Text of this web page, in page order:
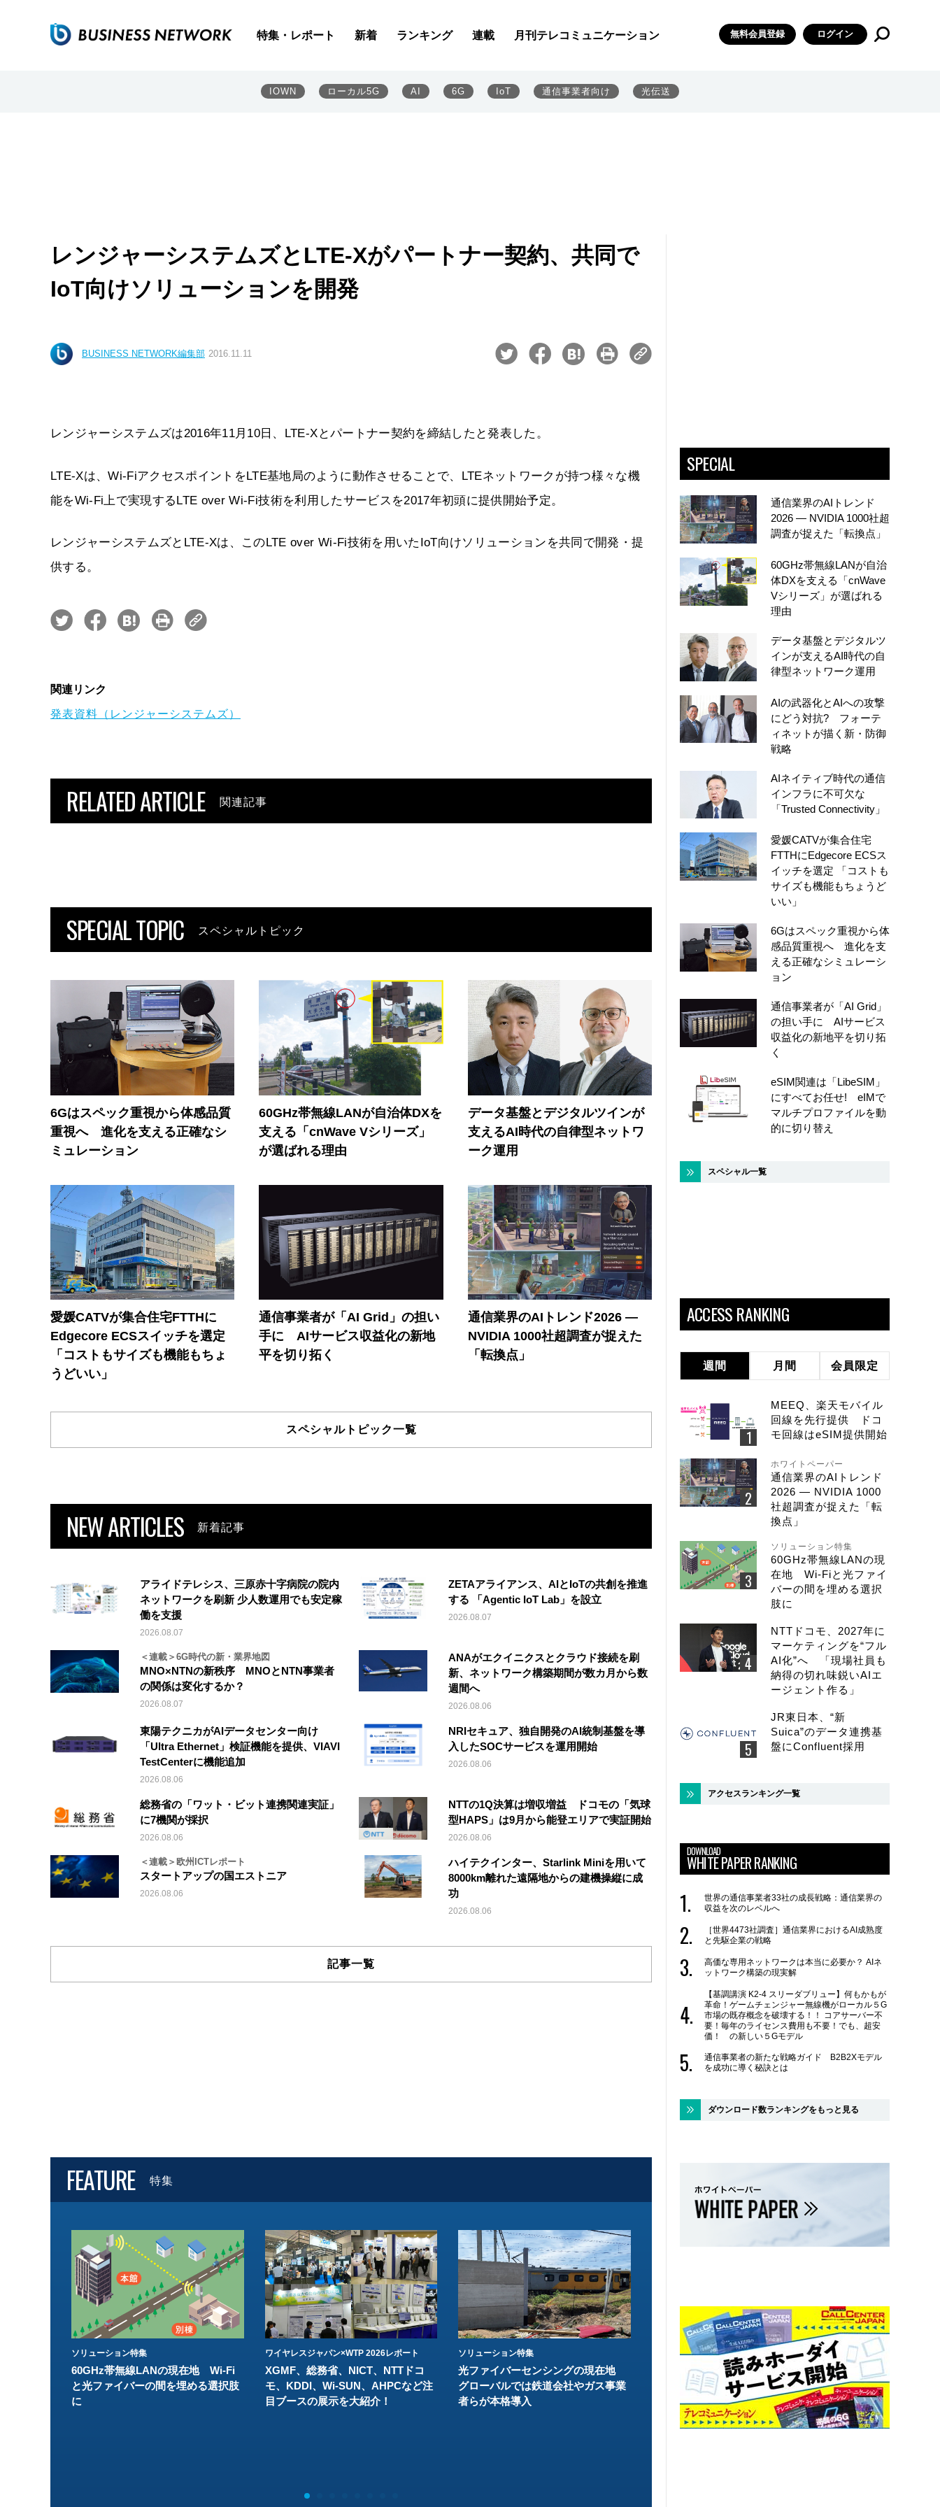
特集・レポート 新着 ランキング 連載 月刊テレコミュニケーション 無料会員登録 ログイン
IOWN ローカル5G AI 6G IoT 通信事業者向け 光伝送
レンジャーシステムズとLTE-Xがパートナー契約、共同で
IoT向けソリューションを開発
BUSINESS NETWORK編集部 2016.11.11
レンジャーシステムズは2016年11月10日、LTE-Xとパートナー契約を締結したと発表した。
LTE-Xは、Wi-FiアクセスポイントをLTE基地局のように動作させることで、LTEネットワークが持つ様々な機
能をWi-Fi上で実現するLTE over Wi-Fi技術を利用したサービスを2017年初頭に提供開始予定。
レンジャーシステムズとLTE-Xは、このLTE over Wi-Fi技術を用いたIoT向けソリューションを共同で開発・提
供する。
関連リンク
発表資料（レンジャーシステムズ）
RELATED ARTICLE 関連記事
SPECIAL TOPIC スペシャルトピック
6Gはスペック重視から体感品質
重視へ 進化を支える正確なシ
ミュレーション
60GHz帯無線LANが自治体DXを
支える「cnWave Vシリーズ」
が選ばれる理由
データ基盤とデジタルツインが
支えるAI時代の自律型ネットワ
ーク運用
愛媛CATVが集合住宅FTTHに
Edgecore ECSスイッチを選定
「コストもサイズも機能もちょ
うどいい」
通信事業者が「AI Grid」の担い
手に AIサービス収益化の新地
平を切り拓く
通信業界のAIトレンド2026 ―
NVIDIA 1000社超調査が捉えた
「転換点」
スペシャルトピック一覧
NEW ARTICLES 新着記事
アライドテレシス、三原赤十字病院の院内
ネットワークを刷新 少人数運用でも安定稼
働を支援
2026.08.07
ZETAアライアンス、AIとIoTの共創を推進
する 「Agentic IoT Lab」を設立
2026.08.07
＜連載＞6G時代の新・業界地図
MNO×NTNの新秩序 MNOとNTN事業者
の関係は変化するか？
2026.08.07
ANAがエクイニクスとクラウド接続を刷
新、ネットワーク構築期間が数カ月から数
週間へ
2026.08.06
東陽テクニカがAIデータセンター向け
「Ultra Ethernet」検証機能を提供、VIAVI
TestCenterに機能追加
2026.08.06
NRIセキュア、独自開発のAI統制基盤を導
入したSOCサービスを運用開始
2026.08.06
総務省の「ワット・ビット連携関連実証」
に7機関が採択
2026.08.06
NTTの1Q決算は増収増益 ドコモの「気球
型HAPS」は9月から能登エリアで実証開始
2026.08.06
＜連載＞欧州ICTレポート
スタートアップの国エストニア
2026.08.06
ハイテクインター、Starlink Miniを用いて
8000km離れた遠隔地からの建機操縦に成
功
2026.08.06
記事一覧
FEATURE 特集
ソリューション特集
60GHz帯無線LANの現在地 Wi-Fi
と光ファイバーの間を埋める選択肢
に
ワイヤレスジャパン×WTP 2026レポート
XGMF、総務省、NICT、NTTドコ
モ、KDDI、Wi-SUN、AHPCなど注
目ブースの展示を大紹介！
ソリューション特集
光ファイバーセンシングの現在地
グローバルでは鉄道会社やガス事業
者らが本格導入
ソリューション特集
イーサネットで作るGPUネットワー
ク 間近に迫る1.6TbE時代とローカ
ルLLMに備えを
ソリューション特集
6GHz帯Wi-Fiは「
末」で Wi-Fi 7へ
こう
SPECIAL
通信業界のAIトレンド
2026 ― NVIDIA 1000社超
調査が捉えた「転換点」
60GHz帯無線LANが自治
体DXを支える「cnWave
Vシリーズ」が選ばれる
理由
データ基盤とデジタルツ
インが支えるAI時代の自
律型ネットワーク運用
AIの武器化とAIへの攻撃
にどう対抗? フォーテ
ィネットが描く新・防御
戦略
AIネイティブ時代の通信
インフラに不可欠な
「Trusted Connectivity」
愛媛CATVが集合住宅
FTTHにEdgecore ECSス
イッチを選定 「コストも
サイズも機能もちょうど
いい」
6Gはスペック重視から体
感品質重視へ 進化を支
える正確なシミュレーシ
ョン
通信事業者が「AI Grid」
の担い手に AIサービス
収益化の新地平を切り拓
く
eSIM関連は「LibeSIM」
にすべてお任せ! eIMで
マルチプロファイルを動
的に切り替え
スペシャル一覧
ACCESS RANKING
週間 月間 会員限定
MEEQ、楽天モバイル
回線を先行提供 ドコ
モ回線はeSIM提供開始
ホワイトペーパー
通信業界のAIトレンド
2026 ― NVIDIA 1000
社超調査が捉えた「転
換点」
ソリューション特集
60GHz帯無線LANの現
在地 Wi-Fiと光ファイ
バーの間を埋める選択
肢に
NTTドコモ、2027年に
マーケティングを“フル
AI化”へ 「現場社員も
納得の切れ味鋭いAIエ
ージェント作る」
JR東日本、“新
Suica”のデータ連携基
盤にConfluent採用
アクセスランキング一覧
DOWNLOAD
WHITE PAPER RANKING
世界の通信事業者33社の成長戦略：通信業界の
収益を次のレベルへ
［世界4473社調査］通信業界におけるAI成熟度
と先駆企業の戦略
高価な専用ネットワークは本当に必要か？ AIネ
ットワーク構築の現実解
【基調講演 K2-4 スリーダブリュー】何もかもが
革命！ゲームチェンジャー無線機がローカル５G
市場の既存概念を破壊する！！ コアサーバー不
要！毎年のライセンス費用も不要！でも、超安
価！ の新しい５Gモデル
通信事業者の新たな戦略ガイド B2B2Xモデル
を成功に導く秘訣とは
ダウンロード数ランキングをもっと見る